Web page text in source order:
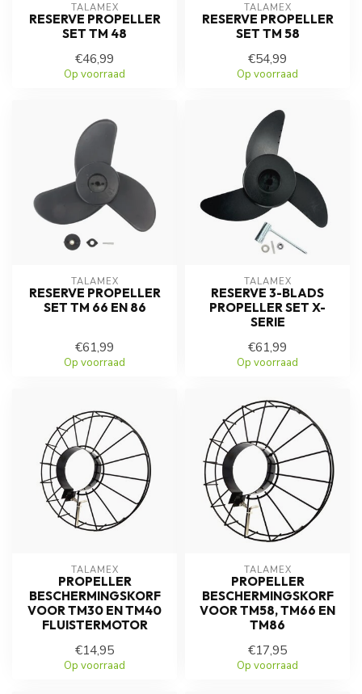
TALAMEX
RESERVE PROPELLER
SET TM 48
€46,99
Op voorraad
TALAMEX
RESERVE PROPELLER
SET TM 58
€54,99
Op voorraad
TALAMEX
RESERVE PROPELLER
SET TM 66 EN 86
€61,99
Op voorraad
TALAMEX
RESERVE 3-BLADS
PROPELLER SET X-
SERIE
€61,99
Op voorraad
TALAMEX
PROPELLER
BESCHERMINGSKORF
VOOR TM30 EN TM40
FLUISTERMOTOR
€14,95
Op voorraad
TALAMEX
PROPELLER
BESCHERMINGSKORF
VOOR TM58, TM66 EN
TM86
€17,95
Op voorraad